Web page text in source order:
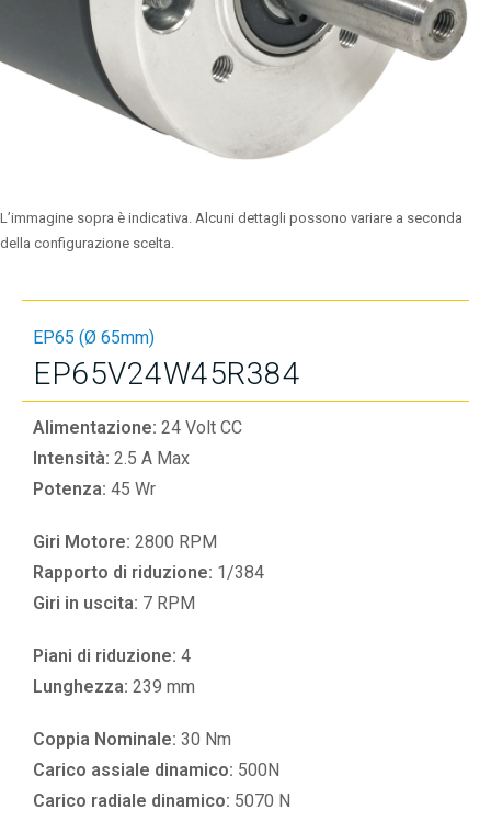
L’immagine sopra è indicativa. Alcuni dettagli possono variare a seconda
della configurazione scelta.
EP65 (Ø 65mm)
EP65V24W45R384
Alimentazione: 24 Volt CC
Intensità: 2.5 A Max
Potenza: 45 Wr
Giri Motore: 2800 RPM
Rapporto di riduzione: 1/384
Giri in uscita: 7 RPM
Piani di riduzione: 4
Lunghezza: 239 mm
Coppia Nominale: 30 Nm
Carico assiale dinamico: 500N
Carico radiale dinamico: 5070 N